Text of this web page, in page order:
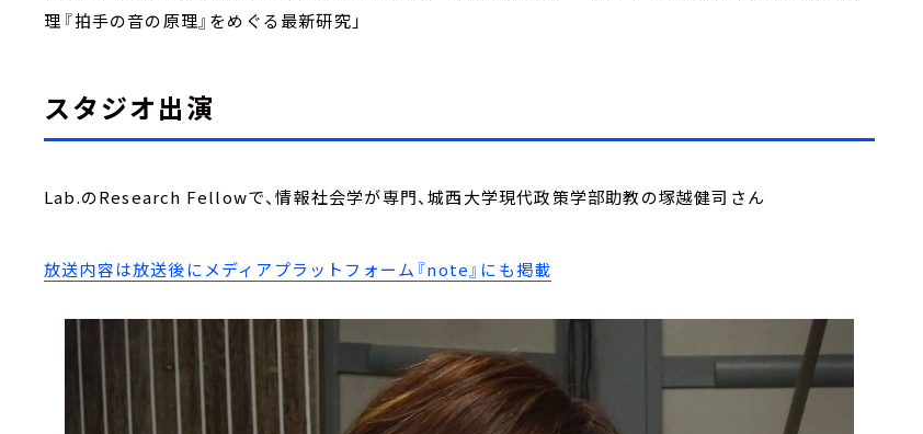
理――『拍手の音の原理』をめぐる最新研究」
スタジオ出演
Lab.のResearch Fellowで、情報社会学が専門、城西大学現代政策学部助教の塚越健司さん
放送内容は放送後にメディアプラットフォーム『note』にも掲載